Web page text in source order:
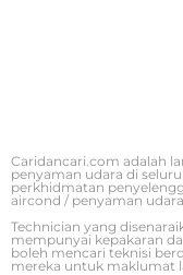
Caridancari.com adalah
penyaman udara di
perkhidmatan
aircond / penyaman
Technician yang
mempunyai kepakaran
boleh mencari teknisi
mereka untuk maklumat